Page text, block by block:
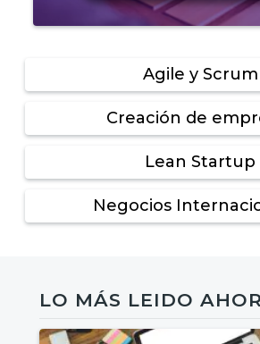
Agile y Scrum
Creación de
Lean Startup
Negocios
LO MÁS LEIDO